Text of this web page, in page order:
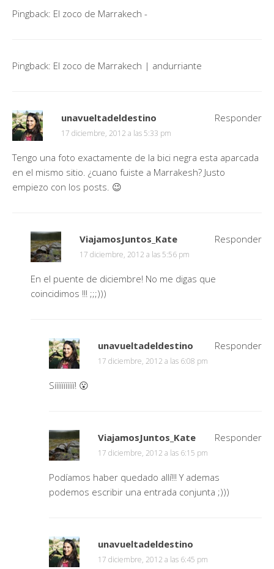
Pingback: El zoco de Marrakech -
Pingback: El zoco de Marrakech | andurriante
unavueltadeldestino
17 diciembre, 2012 a las 5:33 pm
Tengo una foto exactamente de la bici negra esta aparcada
en el mismo sitio. ¿cuano fuiste a Marrakesh? Justo
empiezo con los posts. 😉
Responder
ViajamosJuntos_Kate
17 diciembre, 2012 a las 5:56 pm
En el puente de diciembre! No me digas que
coincidimos !!! ;;;)))
Responder
unavueltadeldestino
17 diciembre, 2012 a las 6:08 pm
Sííííííííííí! 😮
Responder
ViajamosJuntos_Kate
17 diciembre, 2012 a las 6:15 pm
Podíamos haber quedado allí!!! Y ademas
podemos escribir una entrada conjunta ;)))
Responder
unavueltadeldestino
17 diciembre, 2012 a las 6:45 pm